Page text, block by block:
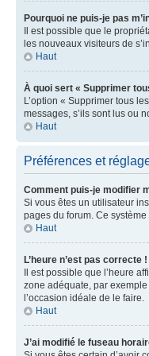
Pourquoi ne puis-je pas
Il est possible que le
les nouveaux visiteurs de
Haut
À quoi sert « Supprimer
L’option « Supprimer tous
messages, s’ils sont lus ou
Haut
Préférences et
Comment puis-je modifier
Si vous êtes un utilisateur
pages du forum. Ce
Haut
L’heure n’est pas correcte !
Il est possible que l’heure
zone adéquate, par exemple
l’occasion idéale de le faire.
Haut
J’ai modifié le fuseau